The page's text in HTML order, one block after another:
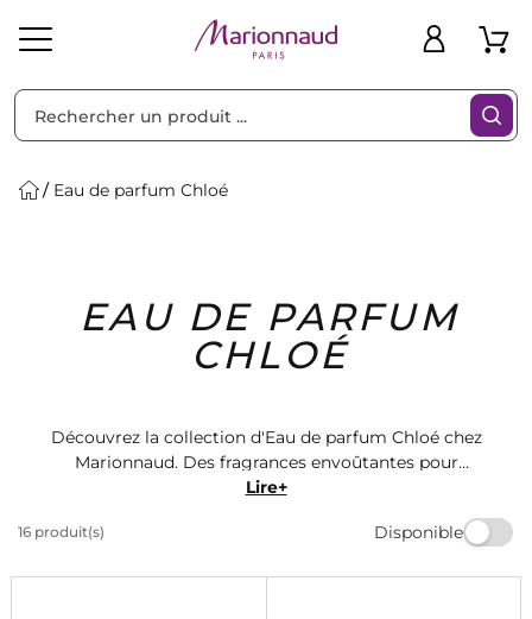
Solaire Homme Marques Idées
Cadeaux
Bons
Plans
Eau de parfum Chloé
EAU DE PARFUM
CHLOÉ
Découvrez la collection d'Eau de parfum Chloé chez
Marionnaud. Des fragrances envoûtantes pour
sublimer votre quotidien. Retrouvez des notes florales
parfum de qualité chez Marionnaud et laissez-vous
Lire+
16 produit(s) Disponible
Filtres